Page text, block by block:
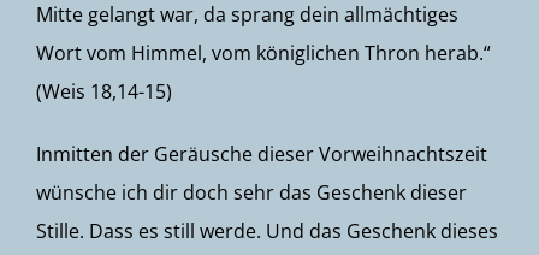
Mitte gelangt war, da sprang dein allmächtiges
Wort vom Himmel, vom königlichen Thron herab.“
(Weis 18,14-15)
Inmitten der Geräusche dieser Vorweihnachtszeit
wünsche ich dir doch sehr das Geschenk dieser
Stille. Dass es still werde. Und das Geschenk dieses